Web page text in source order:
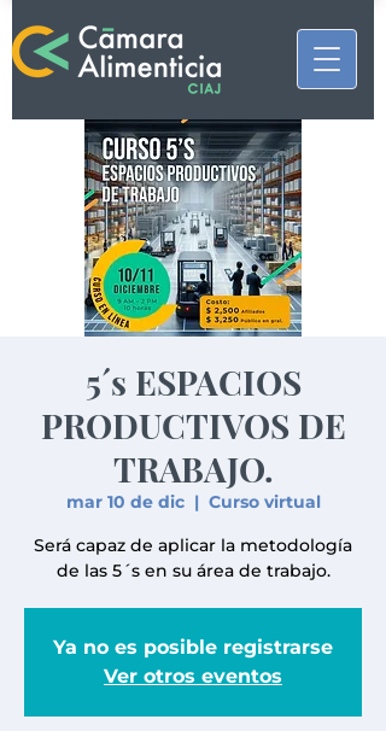
5´s ESPACIOS
PRODUCTIVOS DE
TRABAJO.
mar 10 de dic
  |
Curso virtual
Será capaz de aplicar la metodología
de las 5´s en su área de trabajo.
Ya no es posible registrarse
Ver otros eventos